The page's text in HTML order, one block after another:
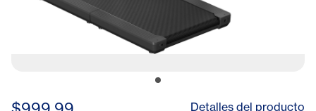
Detalles del producto